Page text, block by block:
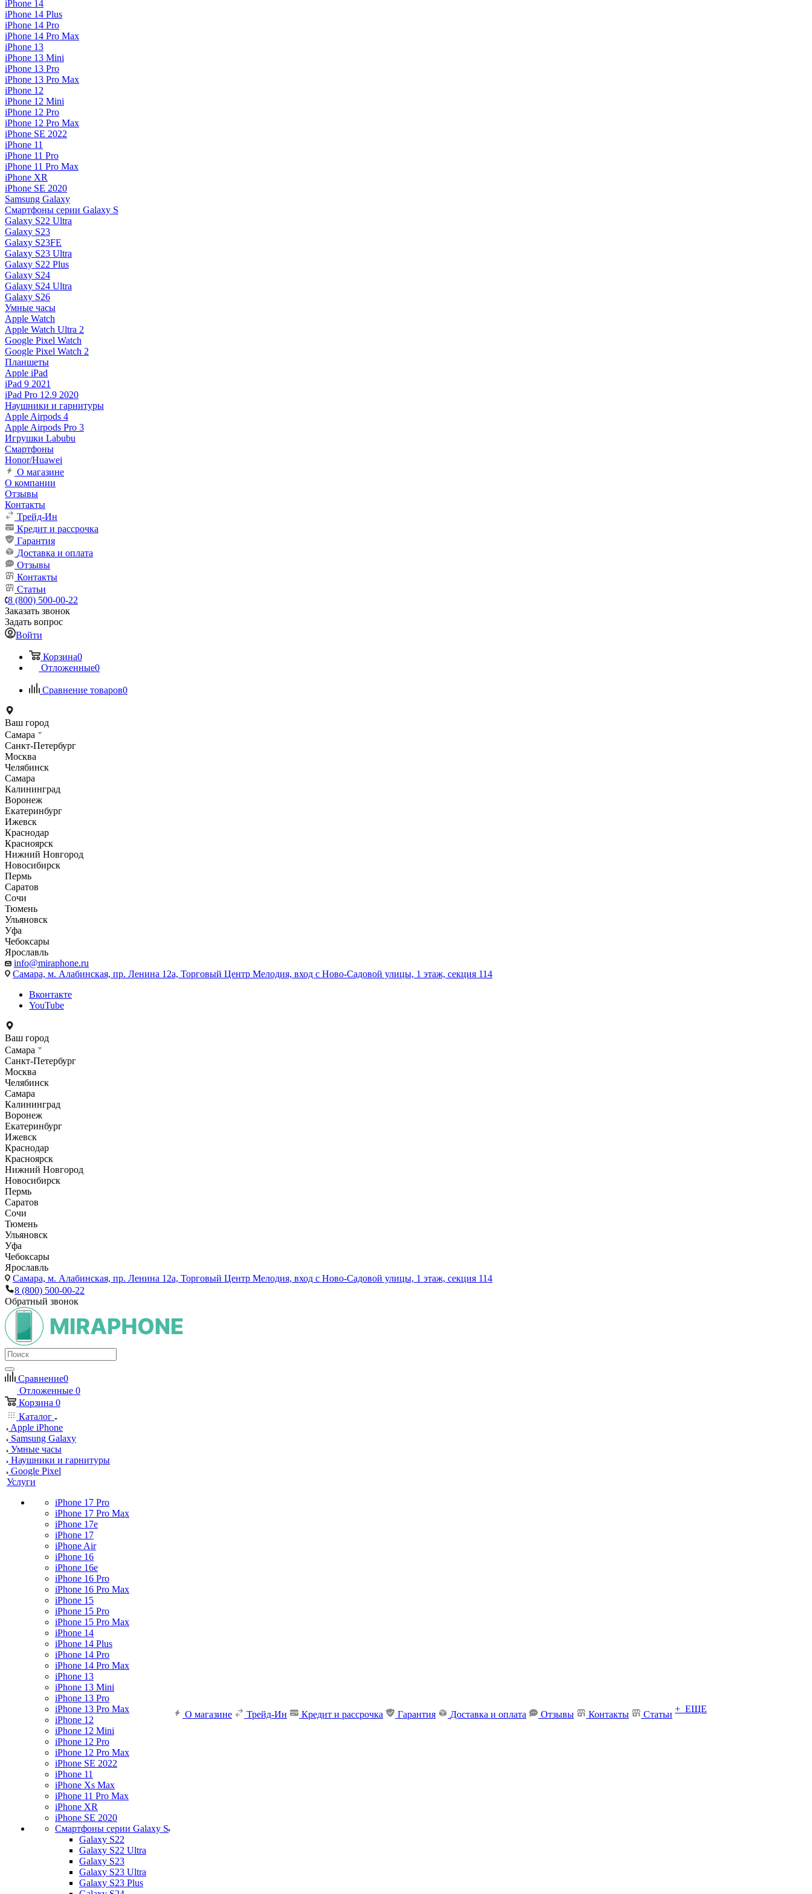
iPhone 14
iPhone 14 Plus
iPhone 14 Pro
iPhone 14 Pro Max
iPhone 13
iPhone 13 Mini
iPhone 13 Pro
iPhone 13 Pro Max
iPhone 12
iPhone 12 Mini
iPhone 12 Pro
iPhone 12 Pro Max
iPhone SE 2022
iPhone 11
iPhone 11 Pro
iPhone 11 Pro Max
iPhone XR
iPhone SE 2020
Samsung Galaxy
Смартфоны серии Galaxy S
Galaxy S22 Ultra
Galaxy S23
Galaxy S23FE
Galaxy S23 Ultra
Galaxy S22 Plus
Galaxy S24
Galaxy S24 Ultra
Galaxy S26
Умные часы
Apple Watch
Apple Watch Ultra 2
Google Pixel Watch
Google Pixel Watch 2
Планшеты
Apple iPad
iPad 9 2021
iPad Pro 12.9 2020
Наушники и гарнитуры
Apple Airpods 4
Apple Airpods Pro 3
Игрушки Labubu
Смартфоны
Honor/Huawei
О магазине
О компании
Отзывы
Контакты
Трейд-Ин
Кредит и рассрочка
Гарантия
Доставка и оплата
Отзывы
Контакты
Статьи
8 (800) 500-00-22
Заказать звонок
Задать вопрос
Войти
Корзина0
Отложенные0
Сравнение товаров0
Ваш город
Самара
Санкт-Петербург
Москва
Челябинск
Самара
Калининград
Воронеж
Екатеринбург
Ижевск
Краснодар
Красноярск
Нижний Новгород
Новосибирск
Пермь
Саратов
Сочи
Тюмень
Ульяновск
Уфа
Чебоксары
Ярославль
info@miraphone.ru
Самара, м. Алабинская, пр. Ленина 12а, Торговый Центр Мелодия, вход с Ново-Садовой улицы, 1 этаж, секция 114
Вконтакте
YouTube
Ваш город
Самара
Санкт-Петербург
Москва
Челябинск
Самара
Калининград
Воронеж
Екатеринбург
Ижевск
Краснодар
Красноярск
Нижний Новгород
Новосибирск
Пермь
Саратов
Сочи
Тюмень
Ульяновск
Уфа
Чебоксары
Ярославль
Самара, м. Алабинская, пр. Ленина 12а, Торговый Центр Мелодия, вход с Ново-Садовой улицы, 1 этаж, секция 114
8 (800) 500-00-22
Обратный звонок
Сравнение0
Отложенные 0
Корзина 0
Каталог
Apple iPhone
Samsung Galaxy
Умные часы
Наушники и гарнитуры
Google Pixel
Услуги
iPhone 17 Pro
iPhone 17 Pro Max
iPhone 17e
iPhone 17
iPhone Air
iPhone 16
iPhone 16e
iPhone 16 Pro
iPhone 16 Pro Max
iPhone 15
iPhone 15 Pro
iPhone 15 Pro Max
iPhone 14
iPhone 14 Plus
iPhone 14 Pro
iPhone 14 Pro Max
iPhone 13
iPhone 13 Mini
iPhone 13 Pro
iPhone 13 Pro Max
iPhone 12
iPhone 12 Mini
iPhone 12 Pro
iPhone 12 Pro Max
iPhone SE 2022
iPhone 11
iPhone Xs Max
iPhone 11 Pro Max
iPhone XR
iPhone SE 2020
Смартфоны серии Galaxy S
Galaxy S22
Galaxy S22 Ultra
Galaxy S23
Galaxy S23 Ultra
Galaxy S23 Plus
О магазине Трейд-Ин Кредит и рассрочка Гарантия Доставка и оплата Отзывы Контакты Статьи
+ ЕЩЕ